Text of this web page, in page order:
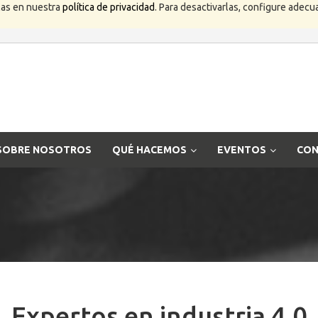
en nuestra política de privacidad. Para desactivarlas, configure
NOSOTROS QUÉ HACEMOS EVENTOS